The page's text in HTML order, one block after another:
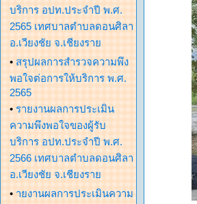
บริการ อปท.ประจำปี พ.ศ.
2565 เทศบาลตำบลดอนศิลา
อ.เวียงชัย จ.เชียงราย
• สรุปผลการสำรวจความพึง
พอใจต่อการให้บริการ พ.ศ.
2565
• รายงานผลการประเมิน
ความพึงพอใจของผู้รับ
บริการ อปท.ประจำปี พ.ศ.
2566 เทศบาลตำบลดอนศิลา
อ.เวียงชัย จ.เชียงราย
• ายงานผลการประเมินความ